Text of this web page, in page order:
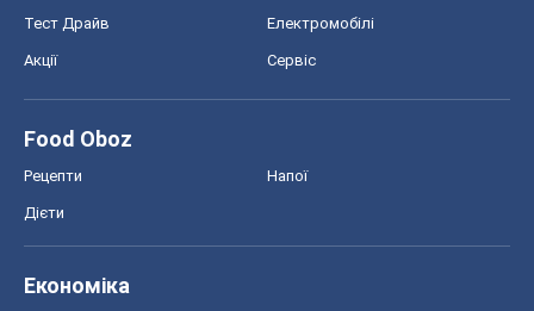
Тест Драйв Електромобілі
Акції Сервіс
Food Oboz
Рецепти Напої
Дієти
Економіка